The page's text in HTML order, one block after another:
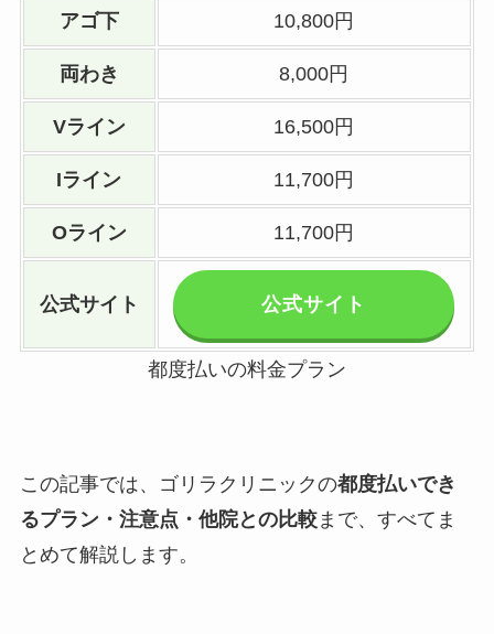
アゴ下 10,800円
両わき 8,000円
Vライン 16,500円
Iライン 11,700円
Oライン 11,700円
公式サイト 公式サイト
都度払いの料金プラン
この記事では、ゴリラクリニックの都度払いでき
るプラン・注意点・他院との比較まで、すべてま
とめて解説します。